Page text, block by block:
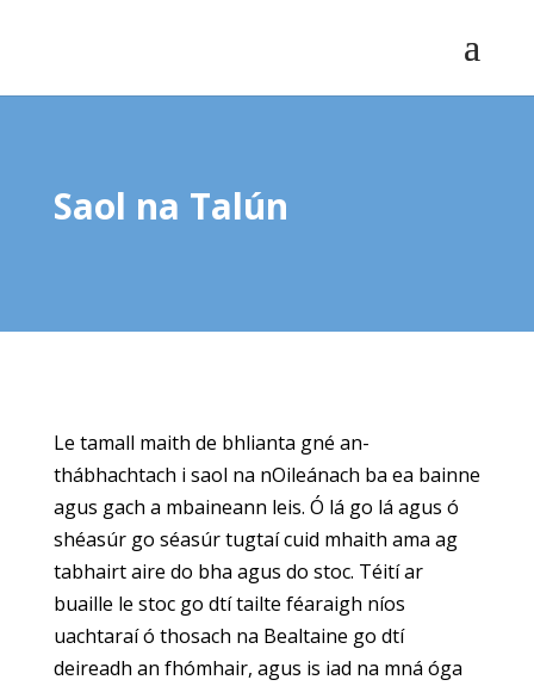
Saol na Talún
Le tamall maith de bhlianta gné an-
thábhachtach i saol na nOileánach ba ea bainne
agus gach a mbaineann leis. Ó lá go lá agus ó
shéasúr go séasúr tugtaí cuid mhaith ama ag
tabhairt aire do bha agus do stoc. Téití ar
buaille le stoc go dtí tailte féaraigh níos
uachtaraí ó thosach na Bealtaine go dtí
deireadh an fhómhair, agus is iad na mná óga